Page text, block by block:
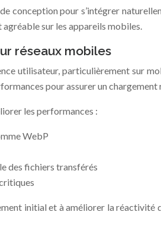
conception pour s’intégrer
sur les appareils mobiles.
réseaux mobiles
utilisateur, particulièrement sur
pour assurer un chargement
les performances :
WebP
des fichiers transférés
initial et à améliorer la